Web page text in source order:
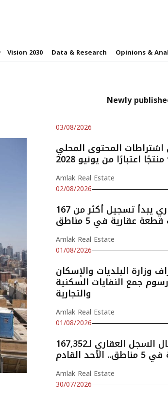
Vision 2030 Data & Research Opinions &
Newly
03/08/2026
المحتوى المحلي
Amlak Real Estate
02/08/2026
السجل العقاري يبدأ تسجيل أكثر من 167
عقارية في 5 مناطق
Amlak Real Estate
01/08/2026
وزارة البلديات والإسكان
جمع النفايات السكنية
والتجارية
Amlak Real Estate
01/08/2026
بدء أعمال السجل العقاري لـ167,352
القادم
Amlak Real Estate
30/07/2026